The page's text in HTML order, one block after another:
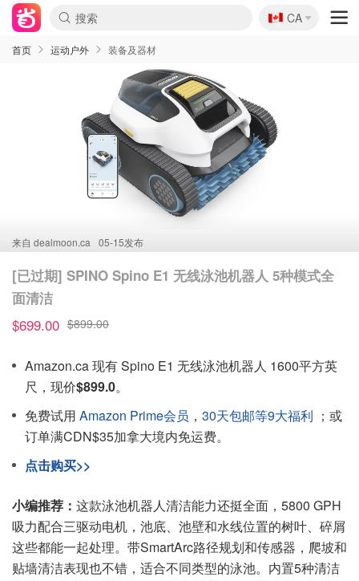
🇨🇦
CA
首页 运动户外 装备及器材
来自 dealmoon.ca 05-15发布
[已过期] SPINO Spino E1 无线泳池机器人 5种模式全
面清洁
$699.00 $899.00
Amazon.ca 现有 Spino E1 无线泳池机器人 1600平方英
尺，现价$899.0。
免费试用 Amazon Prime会员 ， 30天包邮等9大福利 ；或
订单满CDN$35加拿大境内免运费。
点击购买>>
小编推荐： 这款泳池机器人清洁能力还挺全面，5800 GPH
吸力配合三驱动电机，池底、池壁和水线位置的树叶、碎屑
这些都能一起处理。带SmartArc路径规划和传感器，爬坡和
贴墙清洁表现也不错，适合不同类型的泳池。内置5种清洁